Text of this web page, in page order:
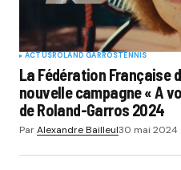
ACTUSROLAND GARROSTENNIS
La Fédération Française
nouvelle campagne « A
de Roland-Garros 2024
ParAlexandre Bailleul30 mai 2024